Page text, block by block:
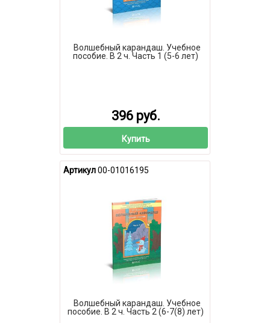
Волшебный карандаш. Учебное
пособие. В 2 ч. Часть 1 (5-6 лет)
396 руб.
Купить
Артикул00-01016195
Волшебный карандаш. Учебное
пособие. В 2 ч. Часть 2 (6-7(8) лет)